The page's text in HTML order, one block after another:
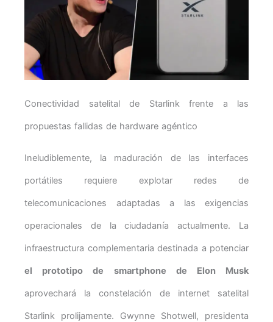
Conectividad satelital de Starlink frente a las
propuestas fallidas de hardware agéntico
Ineludiblemente, la maduración de las interfaces
portátiles requiere explotar redes de
telecomunicaciones adaptadas a las exigencias
operacionales de la ciudadanía actualmente. La
infraestructura complementaria destinada a potenciar
el prototipo de smartphone de Elon Musk
aprovechará la constelación de internet satelital
Starlink prolijamente. Gwynne Shotwell, presidenta